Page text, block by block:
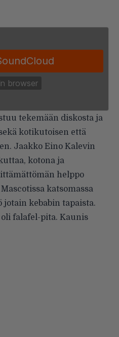
tekemään diskosta ja
kotikutoisen että
Jaakko Eino Kalevin
kotona ja
helppo
katsomassa
kebabin tapaista.
oli falafel-pita. Kaunis